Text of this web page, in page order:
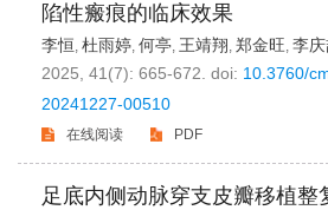
陷性瘢痕的临床效果
李恒, 杜雨婷, 何亭, 王靖翔, 郑金旺, 李
2025, 41(7): 665-672. doi: 10.3760/
20241227-00510
在线阅读 PDF
足底内侧动脉穿支皮瓣移植整